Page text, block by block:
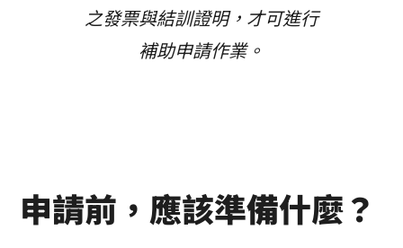
之發票與結訓證明，才可進行
補助申請作業。
申請前，應該準備什麼？